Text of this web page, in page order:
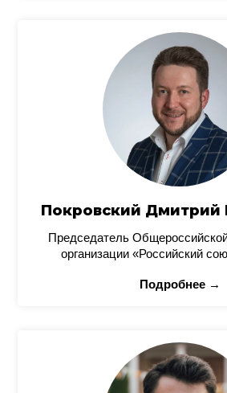
Покровский Дмитрий
Председатель
организации «Российский
Подробнее →